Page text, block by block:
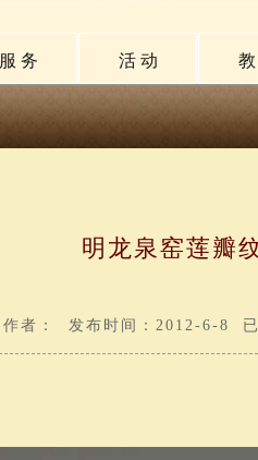
服 务 活 动
明龙泉窑莲瓣
作者： 发布时间：2012-6-8 已